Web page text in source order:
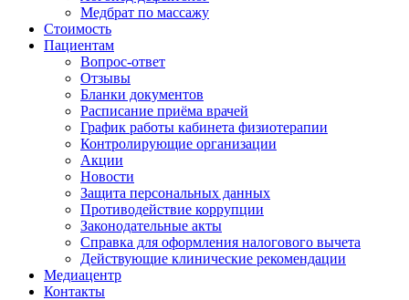
Медбрат по массажу
Стоимость
Пациентам
Вопрос-ответ
Отзывы
Бланки документов
Расписание приёма врачей
График работы кабинета физиотерапии
Контролирующие организации
Акции
Новости
Защита персональных данных
Противодействие коррупции
Законодательные акты
Справка для оформления налогового вычета
Действующие клинические рекомендации
Медиацентр
Контакты